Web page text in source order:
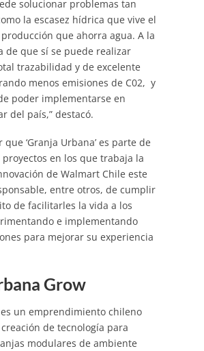
solucionar problemas tan
la escasez hídrica que vive el
que ahorra agua. A la
de que sí se puede realizar
trazabilidad y de excelente
menos emisiones de C02, y
poder implementarse en
del país,” destacó.
que ‘Granja Urbana’ es parte de
proyectos en los que trabaja la
de Walmart Chile este
entre otros, de cumplir
de facilitarles la vida a los
e implementando
para mejorar su experiencia
Grow
un emprendimiento chileno
de tecnología para
modulares de ambiente